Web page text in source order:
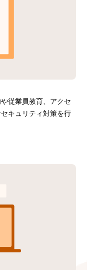
従業員教育、アクセ
キュリティ対策を行